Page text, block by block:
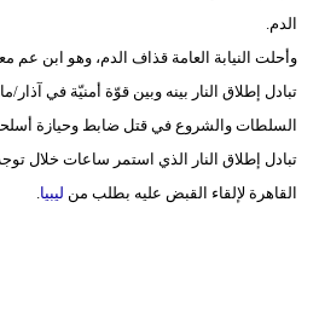
الدم.
وأحلت النيابة العامة قذاف الدم، وهو ابن عم
تبادل إطلاق النار بينه وبين قوّة أمنيّة في
السلطات والشروع في قتل ضابط وحيازة
تبادل إطلاق النار الذي استمر ساعات خلال
القاهرة لإلقاء القبض عليه بطلب من ليبيا